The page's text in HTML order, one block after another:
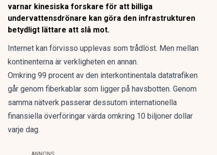
varnar kinesiska forskare för att billiga
undervattensdrönare kan göra den infrastrukturen
betydligt lättare att slå mot.
Internet kan förvisso upplevas som trådlöst. Men mellan
kontinenterna är verkligheten en annan.
Omkring 99 procent av den interkontinentala datatrafiken
går genom fiberkablar som ligger på havsbotten. Genom
samma nätverk passerar dessutom internationella
finansiella överföringar värda omkring 10 biljoner dollar
varje dag.